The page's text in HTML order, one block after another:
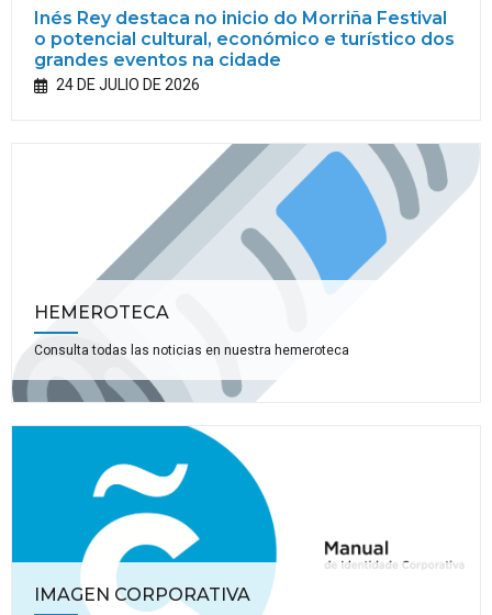
Inés Rey destaca no inicio do Morriña Festival
o potencial cultural, económico e turístico dos
grandes eventos na cidade
24 DE JULIO DE 2026
HEMEROTECA
Consulta todas las noticias en nuestra hemeroteca
IMAGEN CORPORATIVA